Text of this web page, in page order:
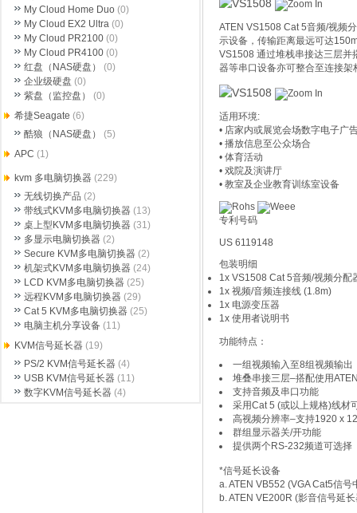
ATEN VS1508 Cat 5音频/视频
示设备，传输距离最远可达
VS1508 通过堆栈串接达三层并
器等串口设备亦可整合至连接
适用环境:
• 店家内或展览会场数字电子广
• 播放信息至公众场合
• 体育活动
• 戏院及演讲厅
• 教室及企业教育训练室设备
专利号码
US 6119148
包装明细
1x VS1508 Cat 5音频/视频分配
1x 视频/音频连接线 (1.8m)
1x 电源变压器
1x 使用者说明书
功能特点：
一组视频输入至8组视频输出
堆叠串接三层–搭配使用
支持音频及串口功能
采用Cat 5 (或以上规格)线材
高视频分辨率–支持1920 x
群组显示器关/开功能
提供两个RS-232频道可选择
*信号延长设备
a. ATEN VB552 (VGA Cat5信号
b. ATEN VE200R (影音信号延
My Cloud Home Duo (0)
My Cloud EX2 Ultra (0)
My Cloud PR2100 (0)
My Cloud PR4100 (0)
红盘（NAS硬盘）
(0)
企业级硬盘 (0)
紫盘（监控盘）
(0)
希捷Seagate (6)
酷狼（NAS硬盘）
(5)
APC (1)
kvm 多电脑切换器 (229)
无线切换产品 (2)
带线式KVM多电脑切换器 (13)
桌上型KVM多电脑切换器 (31)
多显示电脑切换器 (2)
Secure KVM多电脑切换器 (2)
机架式KVM多电脑切换器 (24)
LCD KVM多电脑切换器 (25)
远程KVM多电脑切换器 (29)
Cat 5 KVM多电脑切换器 (25)
电脑主机分享设备 (11)
KVM信号延长器 (19)
PS/2 KVM信号延长器 (4)
USB KVM信号延长器 (11)
数字KVM信号延长器 (4)